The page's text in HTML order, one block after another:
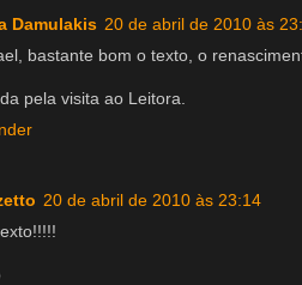
Damulakis 20 de abril de 2010 às
bastante bom o texto, o
pela visita ao Leitora.
20 de abril de 2010 às 23:14